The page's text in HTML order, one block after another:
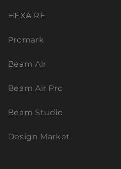
HEXA RF
Promark
Beam Air
Beam Air Pro
Beam Studio
Design Market